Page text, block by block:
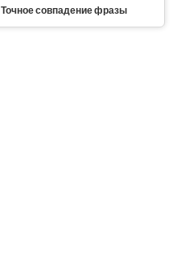
Точное совпадение фразы